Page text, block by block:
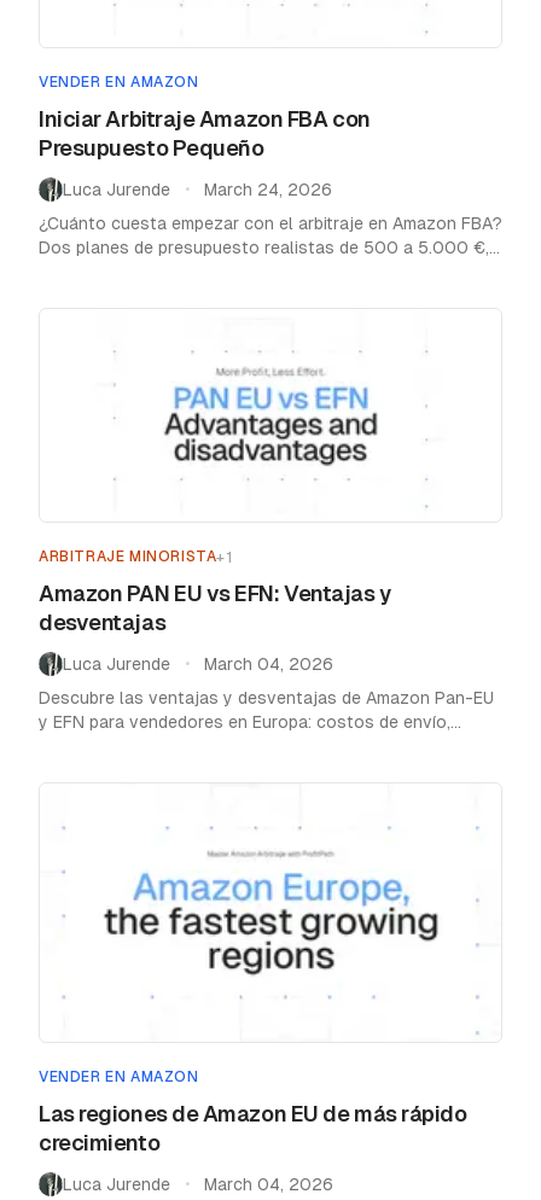
VENDER EN AMAZON
Iniciar Arbitraje Amazon FBA con
Presupuesto Pequeño
Luca Jurende •
March 24, 2026
¿Cuánto cuesta empezar con el arbitraje en Amazon FBA?
Dos planes de presupuesto realistas de 500 a 5.000 €,
ARBITRAJE MINORISTA+1
Amazon PAN EU vs EFN: Ventajas y
desventajas
Luca Jurende •
March 04, 2026
Descubre las ventajas y desventajas de Amazon Pan-EU
y EFN para vendedores en Europa: costos de envío,
VENDER EN AMAZON
Las regiones de Amazon EU de más rápido
crecimiento
Luca Jurende •
March 04, 2026